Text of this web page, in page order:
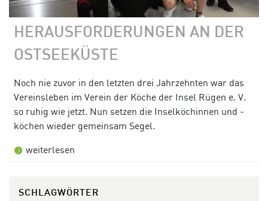
HERAUSFORDERUNGEN AN DER
OSTSEEKÜSTE
Noch nie zuvor in den letzten drei Jahrzehnten war das
Vereins­leben im Verein der Köche der Insel Rügen e. V.
so ruhig wie jetzt. Nun setzen die Inselköchinnen und ­
köchen wieder gemeinsam Segel.
weiterlesen
SCHLAGWÖRTER